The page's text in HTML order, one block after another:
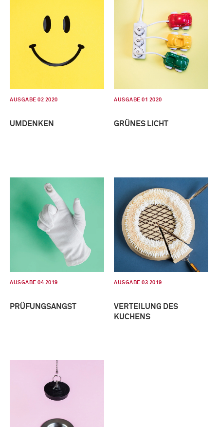
AUSGABE 02 2020
UMDENKEN
AUSGABE 01 2020
GRÜNES LICHT
AUSGABE 04 2019
PRÜFUNGSANGST
AUSGABE 03 2019
VERTEILUNG DES
KUCHENS